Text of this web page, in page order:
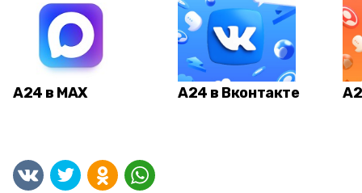
А24 в MAX А24 в Вконтакте